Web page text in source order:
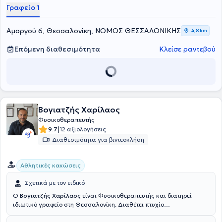
Γραφείο 1
Αμοργού 6, Θεσσαλονίκη, ΝΟΜΟΣ ΘΕΣΣΑΛΟΝΙΚΗΣ 4,8 km
Επόμενη διαθεσιμότητα Κλείσε ραντεβού
Βογιατζής Χαρίλαος
Φυσικοθεραπευτής
9.7|12 αξιολογήσεις
Διαθεσιμότητα για βιντεοκλήση
Αθλητικές κακώσεις
Σχετικά με τον ειδικό
Ο Βογιατζής Χαρίλαος είναι Φυσικοθεραπευτής και διατηρεί
ιδιωτικό γραφείο στη Θεσσαλονίκη. Διαθέτει πτυχίο